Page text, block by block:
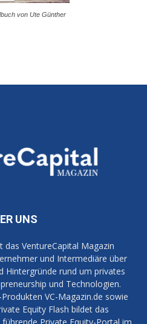
von Ute Günther
UNS
VentureCapital Magazin
und Intermediäre über
Hintergründe rund um privates
und Technologien.
VC-Magazin.de sowie
Equity Flash bildet das